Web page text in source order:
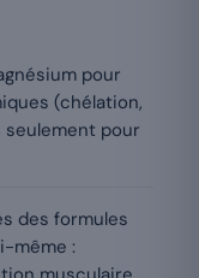
pour
(chélation,
pour
des formules
même :